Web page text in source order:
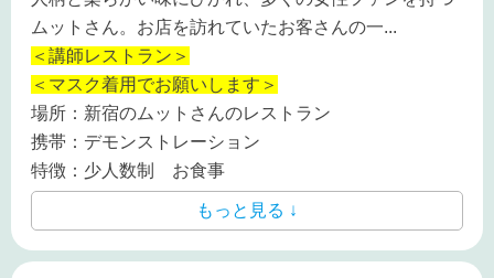
ムットさん。お店を訪れていたお客さんの一...
＜講師レストラン＞
＜マスク着用でお願いします＞
場所：新宿のムットさんのレストラン
携帯：デモンストレーション
特徴：少人数制 お食事
もっと見る ↓